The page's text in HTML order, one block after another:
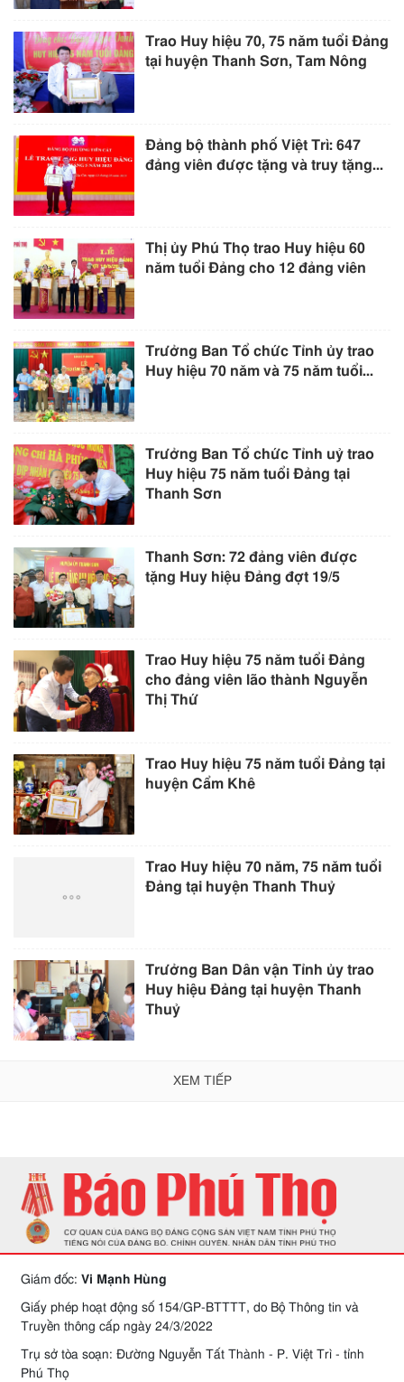
Trao Huy hiệu 70, 75 năm tuổi Đảng
tại huyện Thanh Sơn, Tam Nông
Đảng bộ thành phố Việt Trì: 647
đảng viên được tặng và truy tặng...
Thị ủy Phú Thọ trao Huy hiệu 60
năm tuổi Đảng cho 12 đảng viên
Trưởng Ban Tổ chức Tỉnh ủy trao
Huy hiệu 70 năm và 75 năm tuổi...
Trưởng Ban Tổ chức Tỉnh uỷ trao
Huy hiệu 75 năm tuổi Đảng tại
Thanh Sơn
Thanh Sơn: 72 đảng viên được
tặng Huy hiệu Đảng đợt 19/5
Trao Huy hiệu 75 năm tuổi Đảng
cho đảng viên lão thành Nguyễn
Thị Thứ
Trao Huy hiệu 75 năm tuổi Đảng tại
huyện Cẩm Khê
Trao Huy hiệu 70 năm, 75 năm tuổi
Đảng tại huyện Thanh Thuỷ
Trưởng Ban Dân vận Tỉnh ủy trao
Huy hiệu Đảng tại huyện Thanh
Thuỷ
XEM TIẾP
Giám đốc: Vi Mạnh Hùng
Giấy phép hoạt động số 154/GP-BTTTT, do Bộ Thông tin và
Truyền thông cấp ngày 24/3/2022
Trụ sở tòa soạn: Đường Nguyễn Tất Thành - P. Việt Trì - tỉnh
Phú Thọ